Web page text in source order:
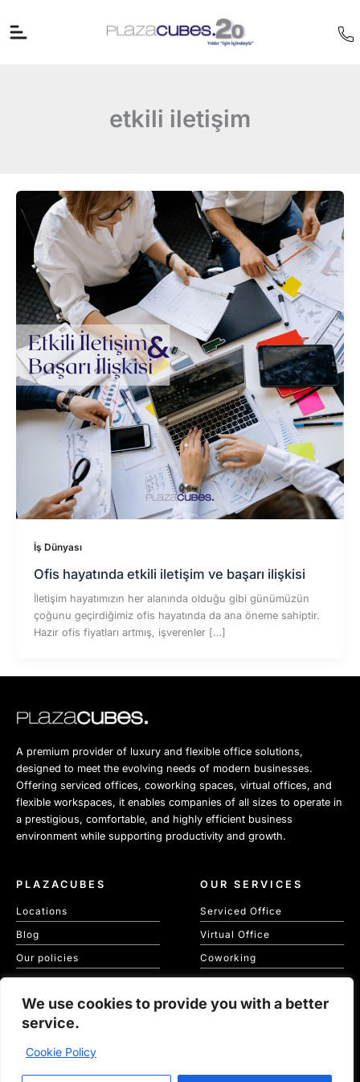
We use cookies to provide you with a better
service.
Cookie Policy
atla
etkili iletişim
İş Dünyası
Ofis hayatında etkili iletişim ve başarı ilişkisi
İletişim hayatımızın her alanında olduğu gibi günümüzün
çoğunu geçirdiğimiz ofis hayatında da ana öneme sahiptir.
Hazır ofis fiyatları artmış, işverenler […]
A premium provider of luxury and flexible office solutions,
designed to meet the evolving needs of modern businesses.
Offering serviced offices, coworking spaces, virtual offices, and
flexible workspaces, it enables companies of all sizes to operate in
a prestigious, comfortable, and highly efficient business
environment while supporting productivity and growth.
PLAZACUBES
Locations
Blog
Our policies
KVKK
OUR SERVICES
Serviced Office
Virtual Office
Coworking
Copyright © 2026 Plaza Cubes | WebsiteAjanweb